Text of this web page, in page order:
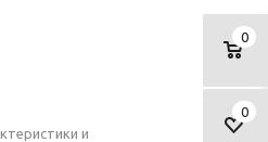
0
0
и